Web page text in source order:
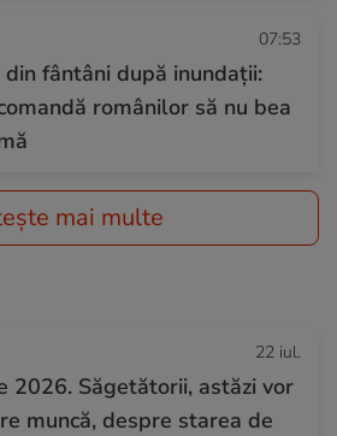
07:53
fântâni după inundații:
românilor să nu bea
mai multe
22 iul.
2026. Săgetătorii, astăzi vor
muncă, despre starea de